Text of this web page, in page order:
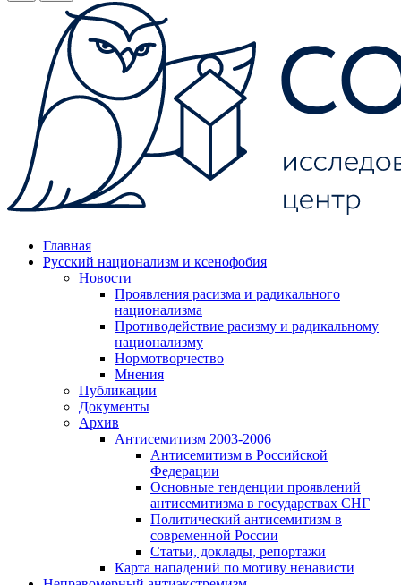
Главная
Русский национализм и ксенофобия
Новости
Проявления расизма и радикального
национализма
Противодействие расизму и радикальному
национализму
Нормотворчество
Мнения
Публикации
Документы
Архив
Антисемитизм 2003-2006
Антисемитизм в Российской
Федерации
Основные тенденции проявлений
антисемитизма в государствах СНГ
Политический антисемитизм в
современной России
Статьи, доклады, репортажи
Карта нападений по мотиву ненависти